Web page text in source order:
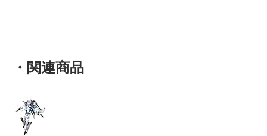
・関連商品